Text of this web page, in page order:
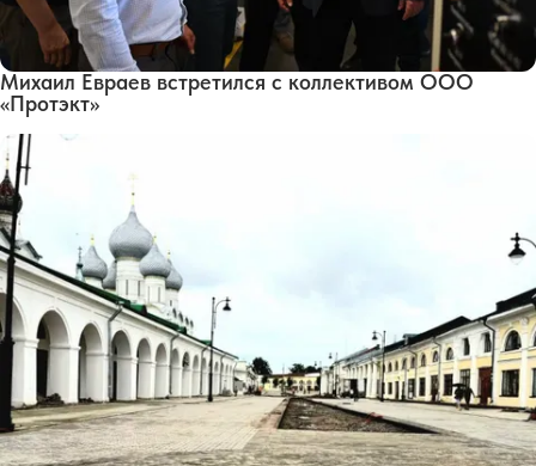
Михаил Евраев встретился с коллективом ООО
«Протэкт»